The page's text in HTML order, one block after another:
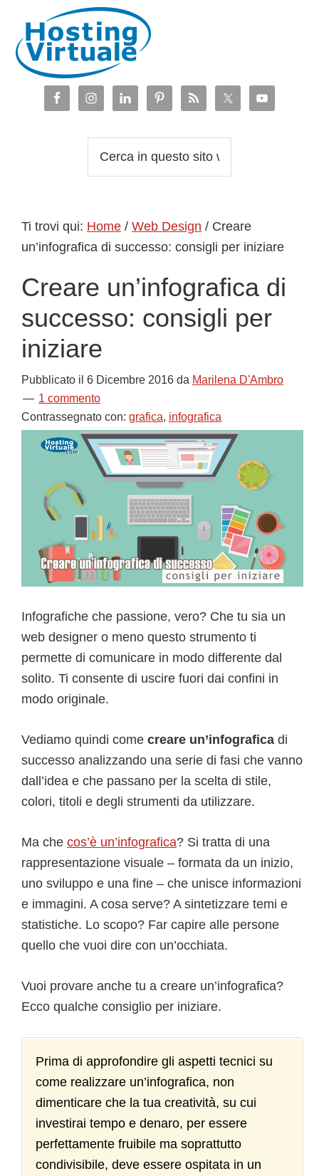
navigazione
primaria
contenuto
principale
barra
laterale
piè
web
Ti trovi qui: Home / Web Design / Creare
un’infografica di successo: consigli per iniziare
Creare un’infografica di
successo: consigli per
iniziare
Pubblicato il 6 Dicembre 2016 da Marilena D'Ambro
1 commento
Contrassegnato con: grafica, infografica
Infografiche che passione, vero? Che tu sia un
web designer o meno questo strumento ti
permette di comunicare in modo differente dal
solito. Ti consente di uscire fuori dai confini in
modo originale.
Vediamo quindi come creare un’infografica di
successo analizzando una serie di fasi che vanno
dall’idea e che passano per la scelta di stile,
colori, titoli e degli strumenti da utilizzare.
Ma che cos’è un’infografica? Si tratta di una
rappresentazione visuale – formata da un inizio,
uno sviluppo e una fine – che unisce informazioni
e immagini. A cosa serve? A sintetizzare temi e
statistiche. Lo scopo? Far capire alle persone
quello che vuoi dire con un’occhiata.
Vuoi provare anche tu a creare un’infografica?
Ecco qualche consiglio per iniziare.
Prima di approfondire gli aspetti tecnici su
come realizzare un’infografica, non
dimenticare che la tua creatività, su cui
investirai tempo e denaro, per essere
perfettamente fruibile ma soprattutto
condivisibile, deve essere ospitata in un